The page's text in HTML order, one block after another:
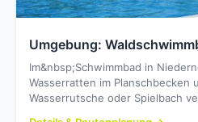
Umgebung:
Im&nbsp;Schwimmbad in
Wasserratten im Planschbecken
Wasserrutsche oder Spielbach